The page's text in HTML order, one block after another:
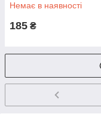
Немає в наявності
185 ₴